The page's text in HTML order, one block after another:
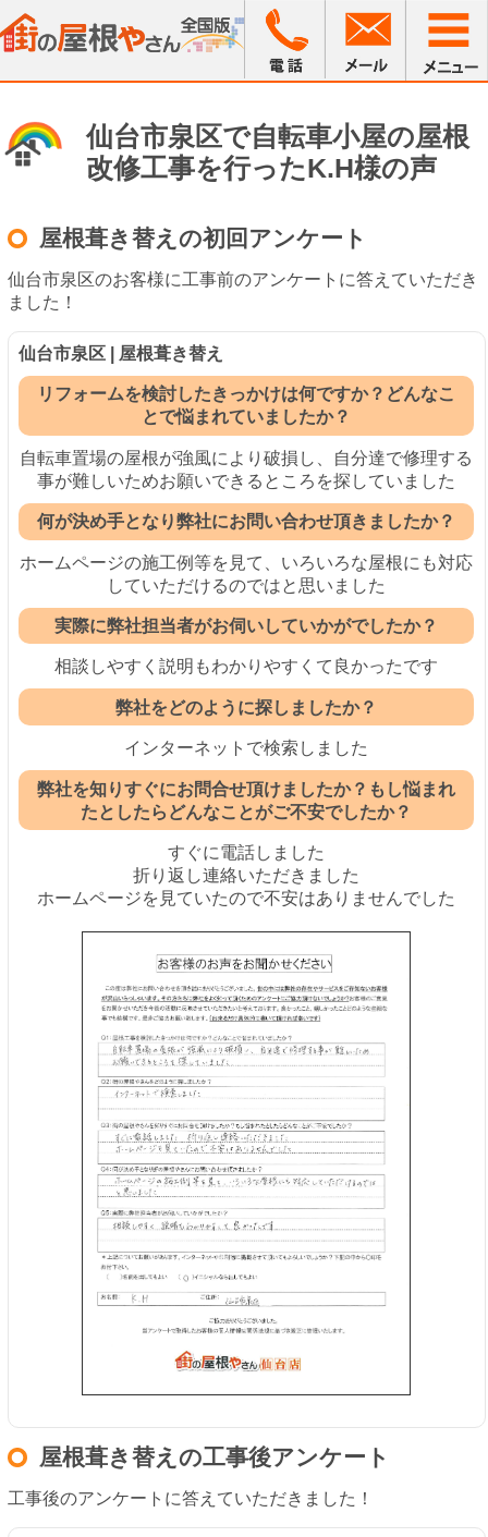
仙台市泉区で自転車小屋の屋根
改修工事を行ったK.H様の声
屋根葺き替えの初回アンケート
仙台市泉区のお客様に工事前のアンケートに答えていただき
ました！
仙台市泉区 | 屋根葺き替え
リフォームを検討したきっかけは何ですか？どんなこ
とで悩まれていましたか？
自転車置場の屋根が強風により破損し、自分達で修理する
事が難しいためお願いできるところを探していました
何が決め手となり弊社にお問い合わせ頂きましたか？
ホームページの施工例等を見て、いろいろな屋根にも対応
していただけるのではと思いました
実際に弊社担当者がお伺いしていかがでしたか？
相談しやすく説明もわかりやすくて良かったです
弊社をどのように探しましたか？
インターネットで検索しました
弊社を知りすぐにお問合せ頂けましたか？もし悩まれ
たとしたらどんなことがご不安でしたか？
すぐに電話しました
折り返し連絡いただきました
ホームページを見ていたので不安はありませんでした
屋根葺き替えの工事後アンケート
工事後のアンケートに答えていただきました！